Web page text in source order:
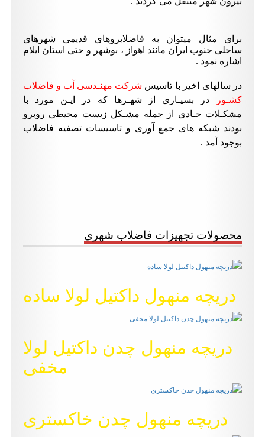
برای مثال میتوان به فاضلابروهای قدیمی شهرهای
ساحلی جنوب ایران مانند اهواز ، بوشهر و حتی استان ایلام
اشاره نمود .
در سالهای اخیر با تاسیسشرکت مهنـدسی آب و فاضلاب
کشـوردر بسیـاری از شهـرها که در ایـن مورد با
مشکـلات حـادی از جمله مشـکلزیست محیطیروبرو
بودند شبکه های جمع آوری و تاسیسات تصفیه فاضلاب
بوجود آمد .
محصولات تجهیزات فاضلاب شهری
دریچه منهول داکتیل لولا ساده
دریچه منهول چدن داکتیل لولا
مخفی
دریچه منهول چدن خاکستری